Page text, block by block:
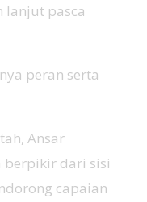
lanjut pasca
peran serta
Ansar
berpikir dari sisi
capaian